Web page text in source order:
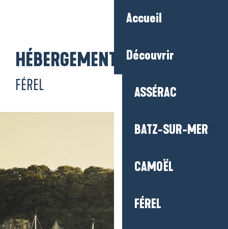
Accueil
Découvrir
ASSÉRAC
BATZ-SUR-MER
CAMOËL
FÉREL
HÉBERGEMENT
FÉREL